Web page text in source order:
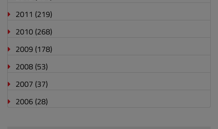
2011 (219)
2010 (268)
2009 (178)
2008 (53)
2007 (37)
2006 (28)